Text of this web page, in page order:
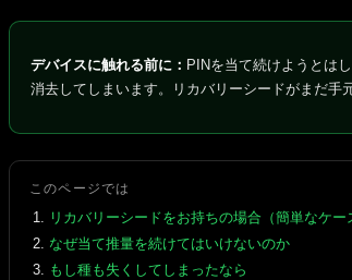
デバイスに触れる前に： PINを当て続けようとは
消去してしまいます。リカバリーシードがまだ手
このページでは
リカバリーシードをお持ちの場合（簡単なケー
なぜ当て推量を続けてはいけないのか
もし種も失くしてしまったなら